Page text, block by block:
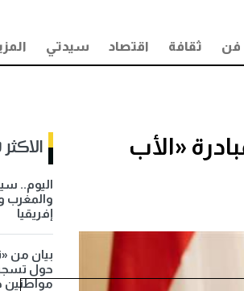
فن ثقافة اقتصاد سيدتي
«الأب
اليوم..
والمغرب
إفريقيا
بيان من
حول
مواطنين